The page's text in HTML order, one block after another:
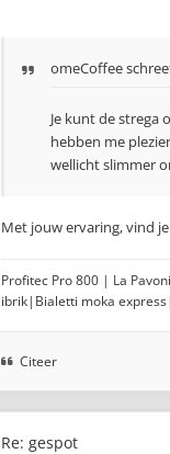
omeCoffee
Je kunt de strega
hebben me
wellicht slimmer
Met jouw ervaring, vind
Profitec Pro 800 | La
ibrik|Bialetti moka
Citeer
Re: gespot